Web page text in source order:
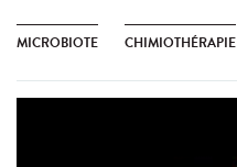
MICROBIOTE CHIMIOTHÉRAPIE